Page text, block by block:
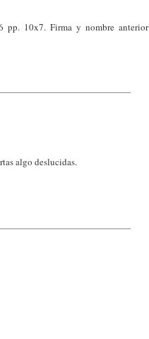
pp. 10x7. Firma y nombre anterior
algo deslucidas.